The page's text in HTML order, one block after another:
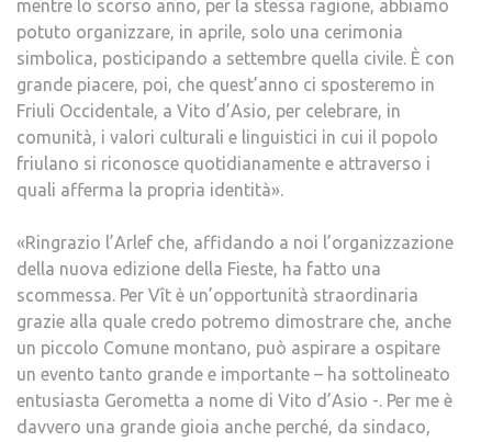
mentre lo scorso anno, per la stessa ragione, abbiamo
potuto organizzare, in aprile, solo una cerimonia
simbolica, posticipando a settembre quella civile. È con
grande piacere, poi, che quest’anno ci sposteremo in
Friuli Occidentale, a Vito d’Asio, per celebrare, in
comunità, i valori culturali e linguistici in cui il popolo
friulano si riconosce quotidianamente e attraverso i
quali afferma la propria identità».
«Ringrazio l’Arlef che, affidando a noi l’organizzazione
della nuova edizione della Fieste, ha fatto una
scommessa. Per Vît è un’opportunità straordinaria
grazie alla quale credo potremo dimostrare che, anche
un piccolo Comune montano, può aspirare a ospitare
un evento tanto grande e importante – ha sottolineato
entusiasta Gerometta a nome di Vito d’Asio -. Per me è
davvero una grande gioia anche perché, da sindaco,